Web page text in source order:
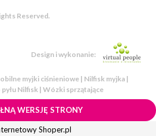
Reserved.
Design i wykonanie:
myjki ciśnieniowe | Nilfisk myjka |
Nilfisk | Wózki sprzątające
WERSJĘ STRONY
Shoper.pl